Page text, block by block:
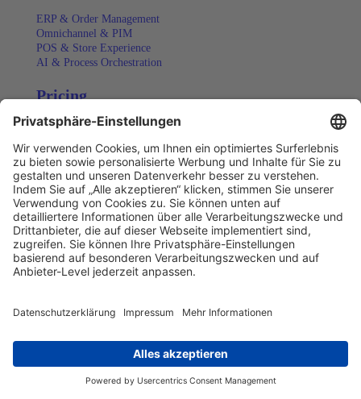
ERP & Order Management
Omnichannel & PIM
POS & Store Experience
AI & Process Orchestration
Pricing
Lösungen
Operate-Lösung
Orchestrate-Lösung
BRANCHEN
Fashion & Lifestyle
Consumer Electronics
Home & Living
Sport & Merchandise
Ressourcen